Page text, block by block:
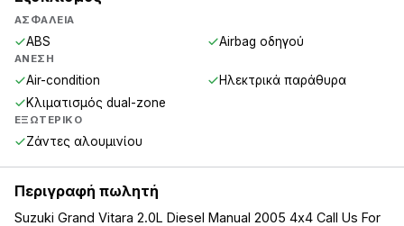
ΑΣΦΆΛΕΙΑ
ABS Airbag οδηγού
ΆΝΕΣΗ
Air-condition
Ηλεκτρικά παράθυρα
Κλιματισμός dual-zone
ΕΞΩΤΕΡΙΚΌ
Ζάντες αλουμινίου
Περιγραφή πωλητή
Suzuki Grand Vitara 2.0L Diesel Manual 2005 4x4 Call Us For